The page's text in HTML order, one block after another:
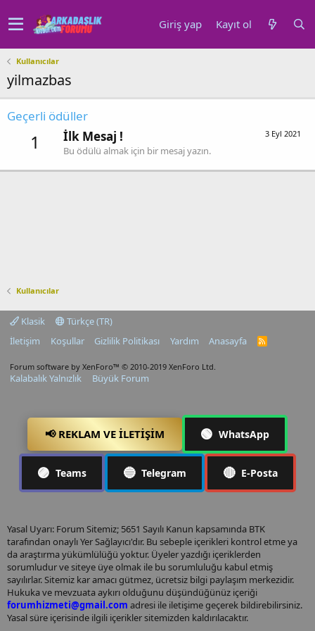
Giriş yap Kayıt ol
Kullanıcılar
yilmazbas
Geçerli ödüller
1 3 Eyl 2021
İlk Mesaj !
Bu ödülü almak için bir mesaj yazın.
Kullanıcılar
Klasik
Türkçe (TR)
İletişim
Koşullar Gizlilik Politikası Yardım Anasayfa
R
Forum software by XenForo™ © 2010-2019 XenForo Ltd.
Kalabalık Yalnızlık Büyük Forum
📢 REKLAM VE İLETIŞIM 🟢 WhatsApp
🟣 Teams 🔵 Telegram 🔴 E-Posta
Yasal Uyarı: Forum Sitemiz; 5651 Sayılı Kanun kapsamında BTK
tarafından onaylı Yer Sağlayıcı'dır. Bu sebeple içerikleri kontrol etme ya
da araştırma yükümlülüğü yoktur. Üyeler yazdığı içeriklerden
sorumludur ve siteye üye olmak ile bu sorumluluğu kabul etmiş
sayılırlar. Sitemiz kar amacı gütmez, ücretsiz bilgi paylaşım merkezidir.
Hukuka ve mevzuata aykırı olduğunu düşündüğünüz içeriği
forumhizmeti@gmail.com adresi ile iletişime geçerek bildirebilirsiniz.
Yasal süre içerisinde ilgili içerikler sitemizden kaldırılacaktır.